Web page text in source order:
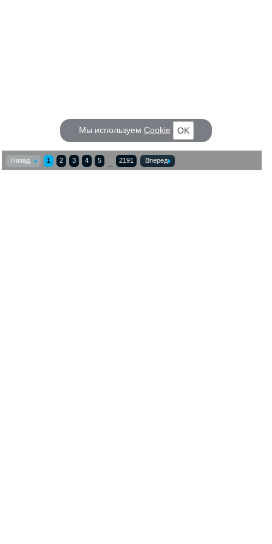
Мы используем Cookie OK
Назад 1 2 3 4 5 ... 2191 Вперед